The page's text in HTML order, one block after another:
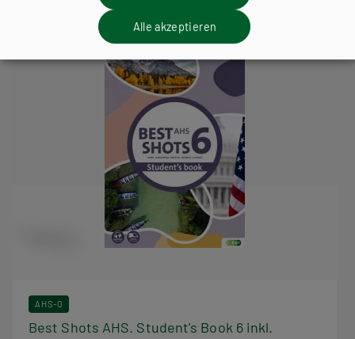
AHS-O
Best Shots AHS. Student's Book 6 inkl.
Alle akzeptieren